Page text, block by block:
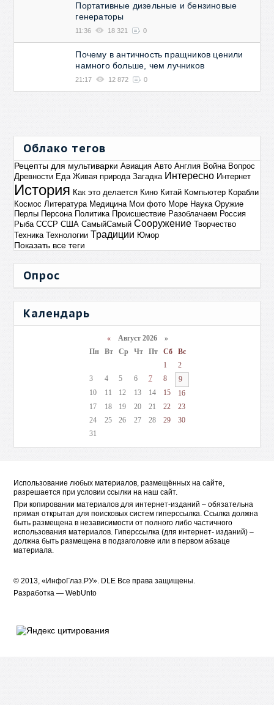
Портативные дизельные и бензиновые
генераторы
11:36 18 321 0
Почему в античность пращников ценили
намного больше, чем лучников
21:17 12 872 0
Облако тегов
Рецепты для мультиварки Авиация Авто Англия Война Вопрос
Древности Еда Живая природа Загадка Интересно Интернет
История Как это делается Кино Китай Компьютер Корабли
Космос Литература Медицина Мои фото Море Наука Оружие
Перлы Персона Политика Происшествие Разоблачаем Россия
Рыба СССР США СамыйСамый Сооружение Творчество
Техника Технологии Традиции Юмор
Показать все теги
Опрос
Календарь
«Август 2026 »
Пн
Вт Ср Чт Пт Сб
Вс
1
2
3
4 5 6 7 8
9
10
11 12 13 14 15
16
17
18 19 20 21 22
23
24
25 26 27 28 29
30
31
Использование любых материалов, размещённых на сайте,
разрешается при условии ссылки на наш сайт.
При копировании материалов для интернет-изданий – обязательна
прямая открытая для поисковых систем гиперссылка. Ссылка должна
быть размещена в независимости от полного либо частичного
использования материалов. Гиперссылка (для интернет- изданий) –
должна быть размещена в подзаголовке или в первом абзаце
материала.
© 2013, «ИнфоГлаз.РУ». DLE Все права защищены.
Разработка —WebUnto